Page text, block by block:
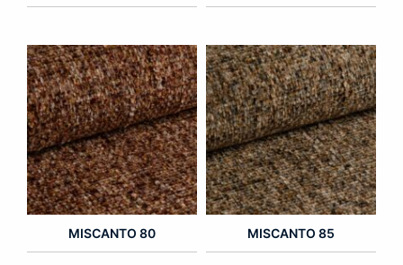
MISCANTO 80 MISCANTO 85